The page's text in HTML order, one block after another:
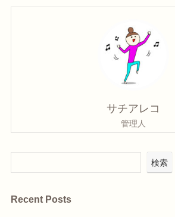
サチアレコ
管理人
検索
Recent Posts